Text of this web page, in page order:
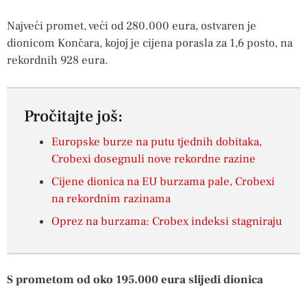
Najveći promet, veći od 280.000 eura, ostvaren je
dionicom Končara, kojoj je cijena porasla za 1,6 posto, na
rekordnih 928 eura.
Pročitajte još:
Europske burze na putu tjednih dobitaka,
Crobexi dosegnuli nove rekordne razine
Cijene dionica na EU burzama pale, Crobexi
na rekordnim razinama
Oprez na burzama: Crobex indeksi stagniraju
S prometom od oko 195.000 eura slijedi dionica